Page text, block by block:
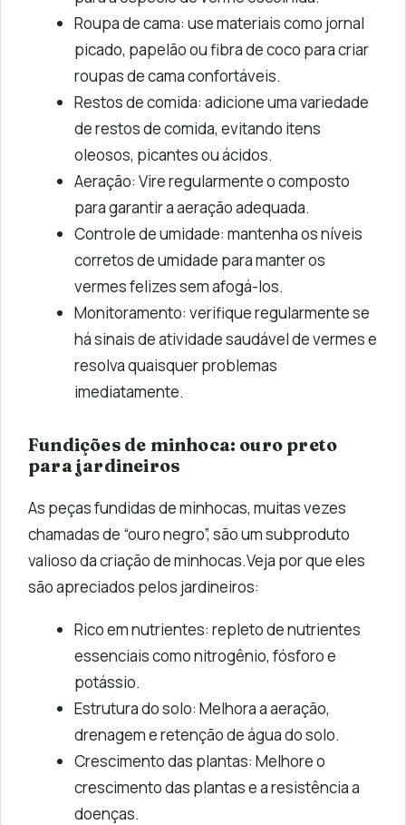
Roupa de cama: use materiais como jornal
picado, papelão ou fibra de coco para criar
roupas de cama confortáveis.
Restos de comida: adicione uma variedade
de restos de comida, evitando itens
oleosos, picantes ou ácidos.
Aeração: Vire regularmente o composto
para garantir a aeração adequada.
Controle de umidade: mantenha os níveis
corretos de umidade para manter os
vermes felizes sem afogá-los.
Monitoramento: verifique regularmente se
há sinais de atividade saudável de vermes e
resolva quaisquer problemas
imediatamente.
Fundições de minhoca: ouro preto
para jardineiros
As peças fundidas de minhocas, muitas vezes
chamadas de “ouro negro”, são um subproduto
valioso da criação de minhocas.Veja por que eles
são apreciados pelos jardineiros:
Rico em nutrientes: repleto de nutrientes
essenciais como nitrogênio, fósforo e
potássio.
Estrutura do solo: Melhora a aeração,
drenagem e retenção de água do solo.
Crescimento das plantas: Melhore o
crescimento das plantas e a resistência a
doenças.